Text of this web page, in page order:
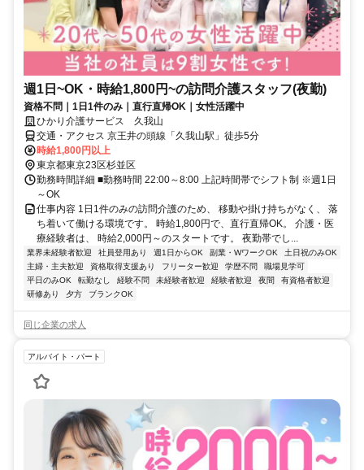
週1日~OK・時給1,800円~の訪問介護スタッフ(夜勤)
資格不問｜1日1件のみ｜直行直帰OK｜女性活躍中
ひかり介護サービス 久我山
交通・アクセス 京王井の頭線「久我山駅」徒歩5分
時給1,800円以上
東京都東京23区杉並区
勤務時間詳細 ■勤務時間 22:00～8:00 上記時間帯でシフト制 ※週1日
～OK
仕事内容 1日1件のみの訪問介護のため、 移動や掛け持ちがなく、 落
ち着いて働ける環境です。 時給1,800円で、直行直帰OK。 介護・医
療経験者は、 時給2,000円～のスタートです。 夜勤帯でし...
業界未経験者歓迎 社員登用あり 週1日からOK 副業・WワークOK
土日祝のみOK
主婦・主夫歓迎
資格取得支援あり フリーター歓迎 学歴不問
職場見学可
平日のみOK
転勤なし 経験不問 未経験者歓迎 経験者歓迎 夜間
有資格者歓迎
研修あり
夕方 ブランクOK
同じ企業の求人
アルバイト・パート